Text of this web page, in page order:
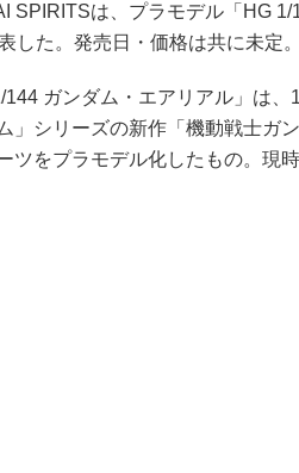
SPIRITSは、プラモデル「HG 1/
した。発売日・価格は共に未定。
ガンダム・エアリアル」は、
」シリーズの新作「機動戦士ガ
ツをプラモデル化したもの。現